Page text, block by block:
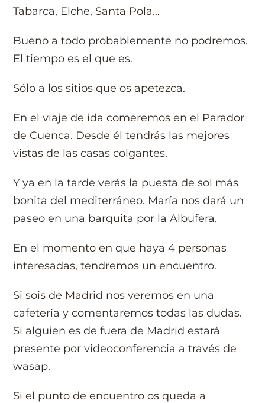
Tabarca, Elche, Santa Pola…
Bueno a todo probablemente no podremos.
El tiempo es el que es.
Sólo a los sitios que os apetezca.
En el viaje de ida comeremos en el Parador
de Cuenca. Desde él tendrás las mejores
vistas de las casas colgantes.
Y ya en la tarde verás la puesta de sol más
bonita del mediterráneo. María nos dará un
paseo en una barquita por la Albufera.
En el momento en que haya 4 personas
interesadas, tendremos un encuentro.
Si sois de Madrid nos veremos en una
cafetería y comentaremos todas las dudas.
Si alguien es de fuera de Madrid estará
presente por videoconferencia a través de
wasap.
Si el punto de encuentro os queda a